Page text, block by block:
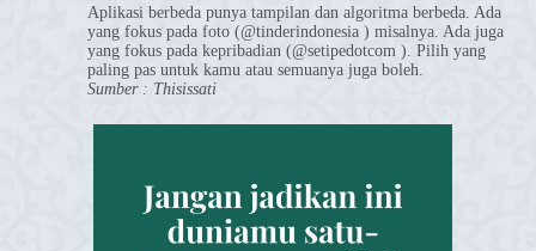
Aplikasi berbeda punya tampilan dan algoritma berbeda. Ada
yang fokus pada foto (@tinderindonesia ) misalnya. Ada juga
yang fokus pada kepribadian (@setipedotcom ). Pilih yang
paling pas untuk kamu atau semuanya juga boleh.
Sumber : Thisissati